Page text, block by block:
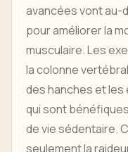
avancées vont au-
pour améliorer la
musculaire. Les
la colonne
des hanches et
qui sont
de vie sédentaire.
seulement la